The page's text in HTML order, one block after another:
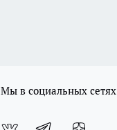
Мы в социальных сетях